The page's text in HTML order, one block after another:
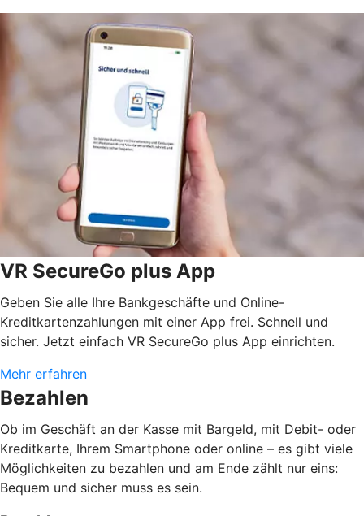
VR SecureGo plus App
Geben Sie alle Ihre Bankgeschäfte und Online-
Kreditkartenzahlungen mit einer App frei. Schnell und
sicher. Jetzt einfach VR SecureGo plus App einrichten.
Mehr erfahren
Bezahlen
Ob im Geschäft an der Kasse mit Bargeld, mit Debit- oder
Kreditkarte, Ihrem Smartphone oder online – es gibt viele
Möglichkeiten zu bezahlen und am Ende zählt nur eins:
Bequem und sicher muss es sein.